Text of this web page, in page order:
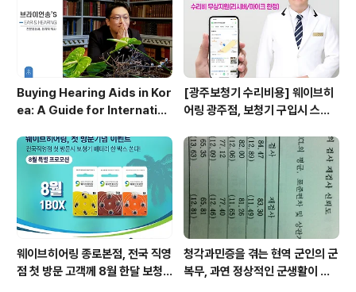
Buying Hearing Aids in Kor
ea: A Guide for Internation
Audiologist,BrianSong
[광주보청기 수리비용] 웨이브히
어링 광주점, 보청기 구입시 스페
웨이브히어링 종로본점, 전국 직영
점 첫 방문 고객께 8월 한달 보청
청각과민증을 겪는 현역 군인의 군
복무, 과연 정상적인 군생활이 가